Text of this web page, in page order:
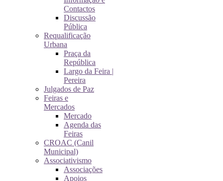
Contactos
Discussão
Pública
Requalificação
Urbana
Praça da
República
Largo da Feira |
Pereira
Julgados de Paz
Feiras e
Mercados
Mercado
Agenda das
Feiras
CROAC (Canil
Municipal)
Associativismo
Associações
Apoios